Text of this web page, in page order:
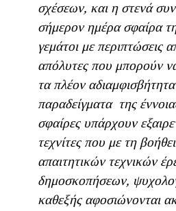
σχέσεων, και η στενά
σήμερον ημέρα σφαίρα
γεμάτοι με περιπτώσεις
απόλυτες που μπορούν
τα πλέον
παραδείγματα της
σφαίρες υπάρχουν
τεχνίτες που με τη
απαιτητικών τεχνικών
δημοσκοπήσεων,
καθεξής αφοσιώνονται